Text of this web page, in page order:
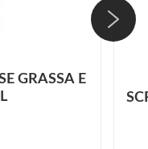
GRASSA E